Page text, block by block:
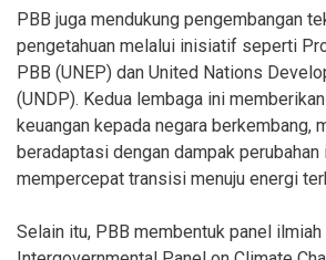
PBB juga mendukung pengembangan
pengetahuan melalui inisiatif seperti
PBB (UNEP) dan United Nations
(UNDP). Kedua lembaga ini
keuangan kepada negara berkembang,
beradaptasi dengan dampak perubahan
mempercepat transisi menuju energi
Selain itu, PBB membentuk panel